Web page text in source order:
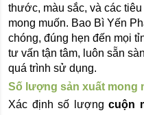
thước, màu sắc, và các
mong muốn. Bao Bì Yến
chóng, đúng hẹn đến mọi
tư vấn tận tâm, luôn sẵn
quá trình sử dụng.
Số lượng sản xuất mong
Xác định số lượng cuộn